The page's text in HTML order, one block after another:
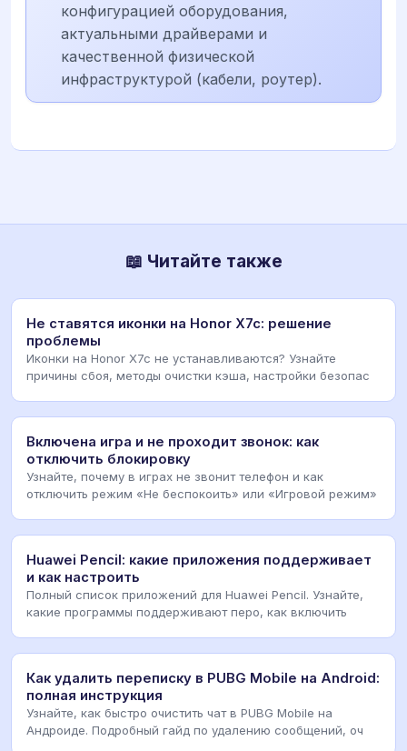
конфигурацией оборудования,
актуальными драйверами и
качественной физической
инфраструктурой (кабели, роутер).
📖 Читайте также
Не ставятся иконки на Honor X7c: решение
проблемы
Иконки на Honor X7c не устанавливаются? Узнайте
причины сбоя, методы очистки кэша, настройки безопас
Включена игра и не проходит звонок: как
отключить блокировку
Узнайте, почему в играх не звонит телефон и как
отключить режим «Не беспокоить» или «Игровой режим»
Huawei Pencil: какие приложения поддерживает
и как настроить
Полный список приложений для Huawei Pencil. Узнайте,
какие программы поддерживают перо, как включить
Как удалить переписку в PUBG Mobile на Android:
полная инструкция
Узнайте, как быстро очистить чат в PUBG Mobile на
Андроиде. Подробный гайд по удалению сообщений, оч